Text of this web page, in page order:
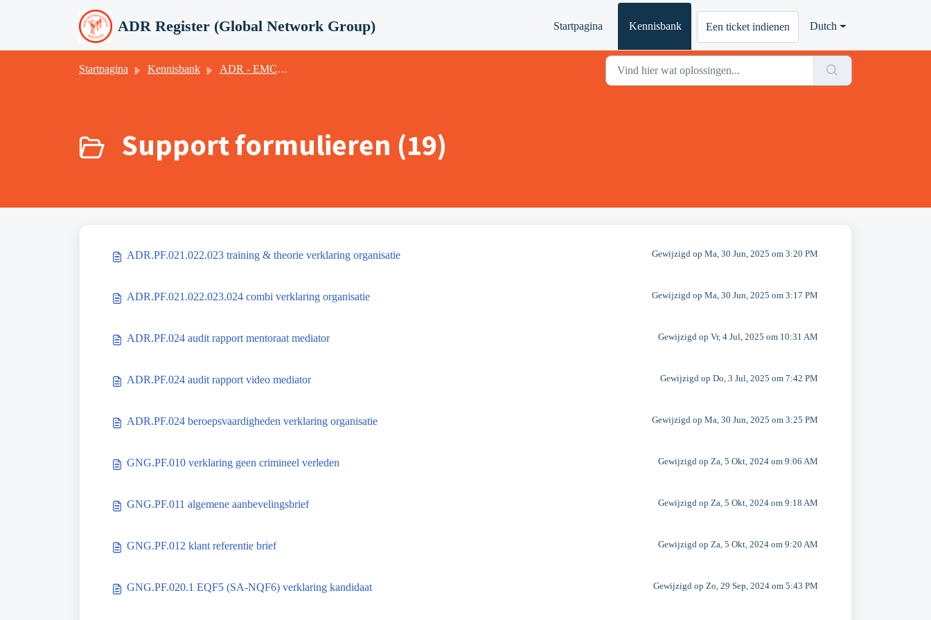
ADR Register (Global Network Group) Startpagina Kennisbank Een ticket indienen Dutch
Startpagina Kennisbank ADR - EMCI - ICR (GNG)
Support formulieren (19)
ADR.PF.021.022.023 training & theorie verklaring organisatie Gewijzigd op Ma, 30 Jun, 2025 om 3:20 PM
ADR.PF.021.022.023.024 combi verklaring organisatie Gewijzigd op Ma, 30 Jun, 2025 om 3:17 PM
ADR.PF.024 audit rapport mentoraat mediator Gewijzigd op Vr, 4 Jul, 2025 om 10:31 AM
ADR.PF.024 audit rapport video mediator Gewijzigd op Do, 3 Jul, 2025 om 7:42 PM
ADR.PF.024 beroepsvaardigheden verklaring organisatie Gewijzigd op Ma, 30 Jun, 2025 om 3:25 PM
GNG.PF.010 verklaring geen crimineel verleden Gewijzigd op Za, 5 Okt, 2024 om 9:06 AM
GNG.PF.011 algemene aanbevelingsbrief Gewijzigd op Za, 5 Okt, 2024 om 9:18 AM
GNG.PF.012 klant referentie brief Gewijzigd op Za, 5 Okt, 2024 om 9:20 AM
GNG.PF.020.1 EQF5 (SA-NQF6) verklaring kandidaat Gewijzigd op Zo, 29 Sep, 2024 om 5:43 PM